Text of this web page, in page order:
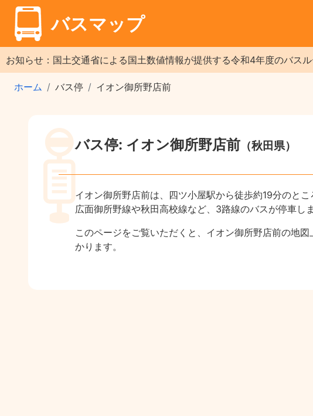
バスマップ
お知らせ：国土交通省による国土数値情報が提供する令和4年度のバス
ホーム バス停 イオン御所野店前
バス停: イオン御所野店前 （秋田県）
イオン御所野店前は、四ツ小屋駅から徒歩約19分のとこ
広面御所野線や秋田高校線など、3路線のバスが停車しま
このページをご覧いただくと、イオン御所野店前の地
かります。